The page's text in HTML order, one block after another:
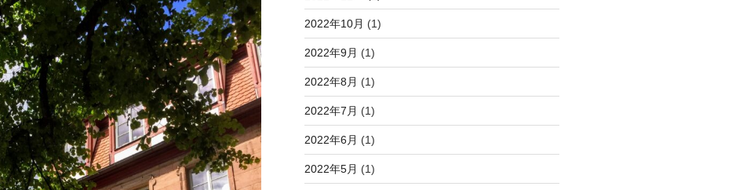
2022年10月 (1)
2022年9月 (1)
2022年8月 (1)
2022年7月 (1)
2022年6月 (1)
2022年5月 (1)